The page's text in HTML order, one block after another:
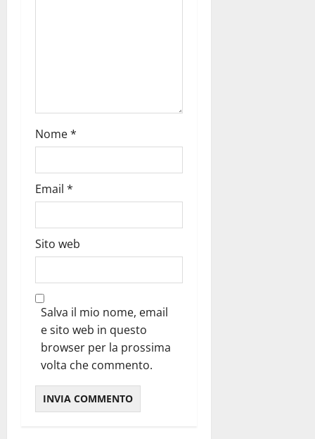
Nome*
Email *
Sito web
Salva il mio nome, email
e sito web in questo
browser per la prossima
volta che commento.